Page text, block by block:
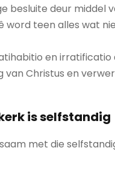
besluite deur middel
teen alles wat
en
Christus en
is selfstandig
met die